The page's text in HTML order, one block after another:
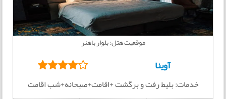
موقعیت هتل: بلوار باهنر
آوینا
خدمات: بلیط رفت و برگشت +اقامت+صبحانه+شب اقامت